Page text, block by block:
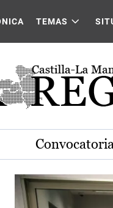
Mancha
TEMAS